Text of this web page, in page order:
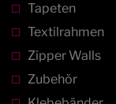
Tapeten
Textilrahmen
Zipper Walls
Zubehör